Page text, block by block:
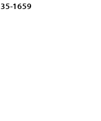
35-1659